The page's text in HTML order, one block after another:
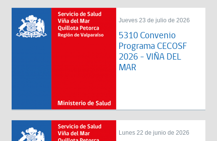
Jueves 23 de julio de 2026
5310 Convenio
Programa CECOSF
2026 - VIÑA DEL
MAR
Lunes 22 de junio de 2026